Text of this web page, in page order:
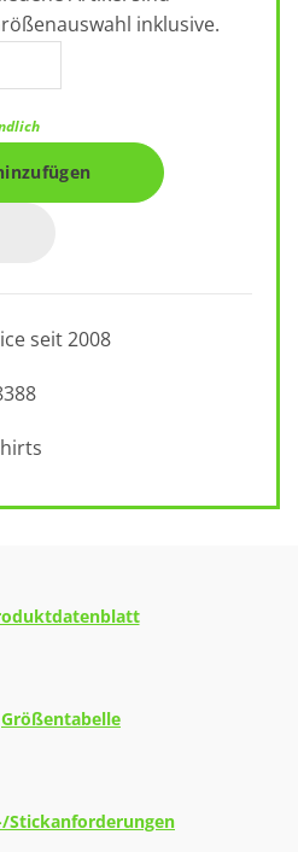
inklusive.
seit 2008
Größentabelle
Stickanforderungen